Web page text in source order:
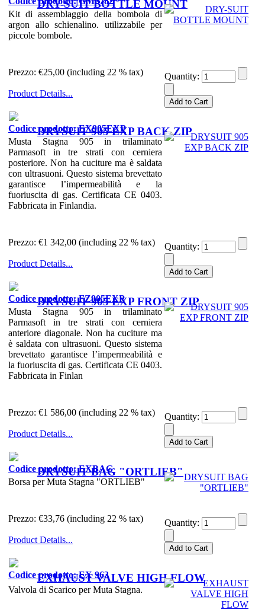
DRY-SUIT BOTTLE MOUNT
Kit di assemblaggio della bombola di
argon allo schienalino. utilizzabile per
piccole bombole.
Prezzo: €25,00 (including 22 % tax)
Product Details...
Quantity:
DRYSUIT 905 EXP BACK ZIP
Codice prodotto: EX905EXP
Musta Stagna 905 in trilaminato
Parmasoft in tre strati con cerniera
posteriore. Non ha cuciture ma è saldata
con ultrasuoni. Questo sistema brevettato
garantisce l’impermeabilità e la
fuoriuscita di gas. Certificata CE 0403.
Fabbricata in Finlandia.
Prezzo: €1 342,00 (including 22 % tax)
Product Details...
Quantity:
DRYSUIT 905 EXP FRONT ZIP
Codice prodotto: FZ905EXP
Musta Stagna 905 in trilaminato
Parmasoft in tre strati con cerniera
anteriore diagonale. Non ha cuciture ma
è saldata con ultrasuoni. Questo sistema
brevettato garantisce l’impermeabilità e
la fuoriuscita di gas. Certificata CE 0403.
Fabbricata in Finlan
Prezzo: €1 586,00 (including 22 % tax)
Product Details...
Quantity:
DRYSUIT BAG "ORTLIEB"
Codice prodotto: EXBAG
Borsa per Muta Stagna "ORTLIEB"
Prezzo: €33,76 (including 22 % tax)
Product Details...
Quantity:
EXHAUST VALVE HIGH FLOW
Codice prodotto: EX 963
Valvola di Scarico per Muta Stagna.